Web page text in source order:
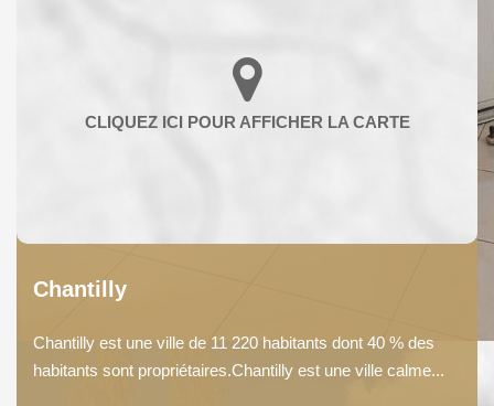
Chantilly
Chantilly est une ville de 11 220 habitants dont 40 % des
habitants sont propriétaires.Chantilly est une ville calme...